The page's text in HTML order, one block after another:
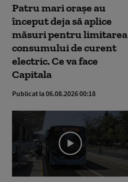
Patru mari orașe au
început deja să aplice
măsuri pentru limitarea
consumului de curent
electric. Ce va face
Capitala
Publicat la 06.08.2026 00:18